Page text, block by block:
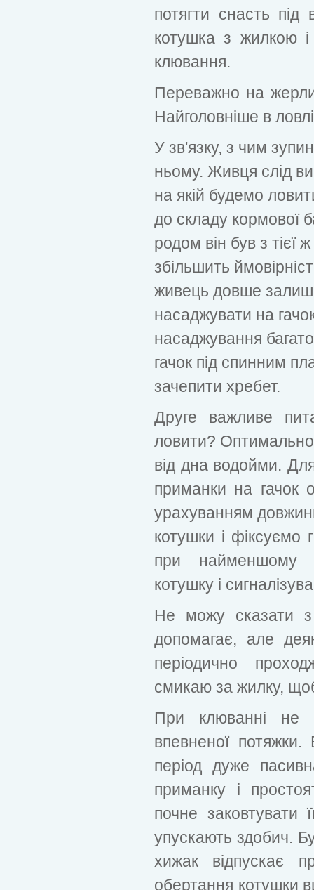
потягти снасть
котушка з жилкою
клювання.
Переважно на
Найголовніше в
У зв'язку, з чим
ньому. Живця слід
на якій будемо
до складу кормової
родом він був з тієї
збільшить
живець довше
насаджувати на
насаджування
гачок під спинним
зачепити хребет.
Друге важливе
ловити?
від дна водойми.
приманки на гачок
урахуванням
котушки і
при найменшому
котушку і
Не можу сказати з
допомагає, але
періодично
смикаю за жилку,
При клюванні не
впевненої
період дуже
приманку і
почне заковтувати
упускають здобич.
хижак відпускає
обертання котушки